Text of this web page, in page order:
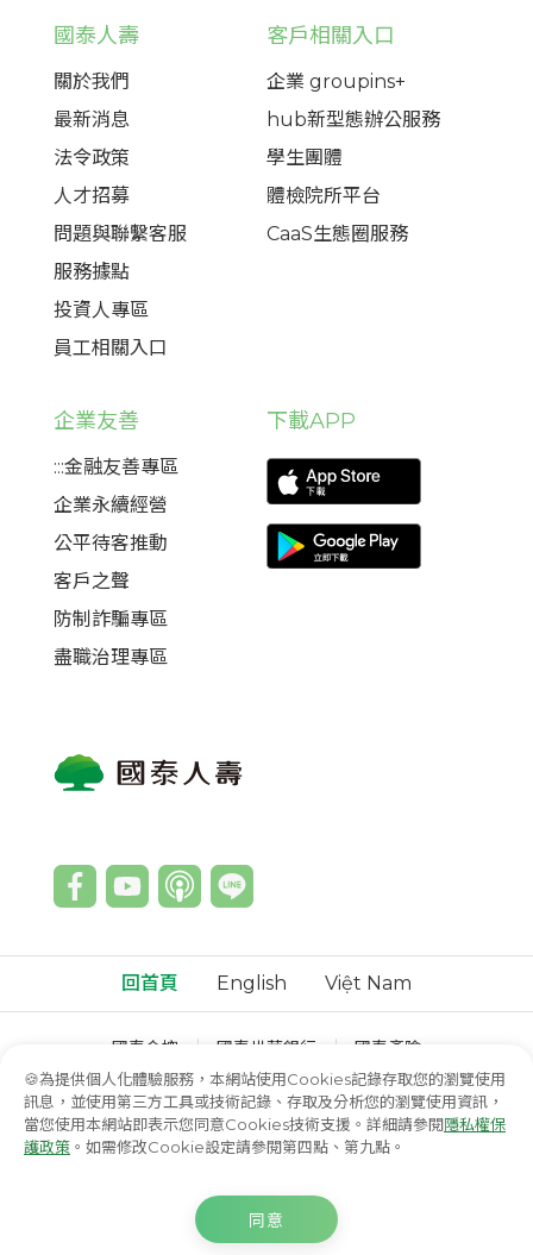
🍪為提供個人化體驗服務，本網站使用Cookies記錄存取您的瀏覽使用
訊息，並使用第三方工具或技術記錄、存取及分析您的瀏覽使用資訊，
當您使用本網站即表示您同意Cookies技術支援。詳細請參閱隱私權保
護政策 。如需修改Cookie設定請參閱第四點、第九點。
同意
選擇諮詢方式
國泰人壽
關於我們
最新消息
法令政策
人才招募
問題與聯繫客服
服務據點
投資人專區
員工相關入口
客戶相關入口
企業 groupins+
hub新型態辦公服務
學生團體
體檢院所平台
CaaS生態圈服務
企業友善
:::金融友善專區
企業永續經營
公平待客推動
客戶之聲
防制詐騙專區
盡職治理專區
下載APP
回首頁 English Việt Nam
國泰金控 國泰世華銀行
國泰產險
國泰綜合證券
國泰投信 國泰投顧
© 國泰人壽保險股份有限公司